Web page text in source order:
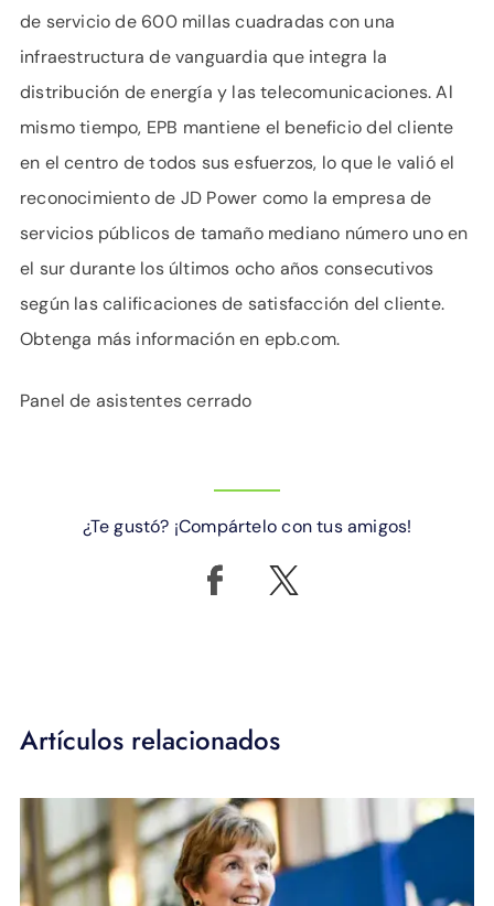
de servicio de 600 millas cuadradas con una
infraestructura de vanguardia que integra la
distribución de energía y las telecomunicaciones. Al
mismo tiempo, EPB mantiene el beneficio del cliente
en el centro de todos sus esfuerzos, lo que le valió el
reconocimiento de JD Power como la empresa de
servicios públicos de tamaño mediano número uno en
el sur durante los últimos ocho años consecutivos
según las calificaciones de satisfacción del cliente.
Obtenga más información en epb.com.
Panel de asistentes cerrado
¿Te gustó? ¡Compártelo con tus amigos!
Artículos relacionados